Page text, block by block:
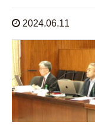
2024.06.11